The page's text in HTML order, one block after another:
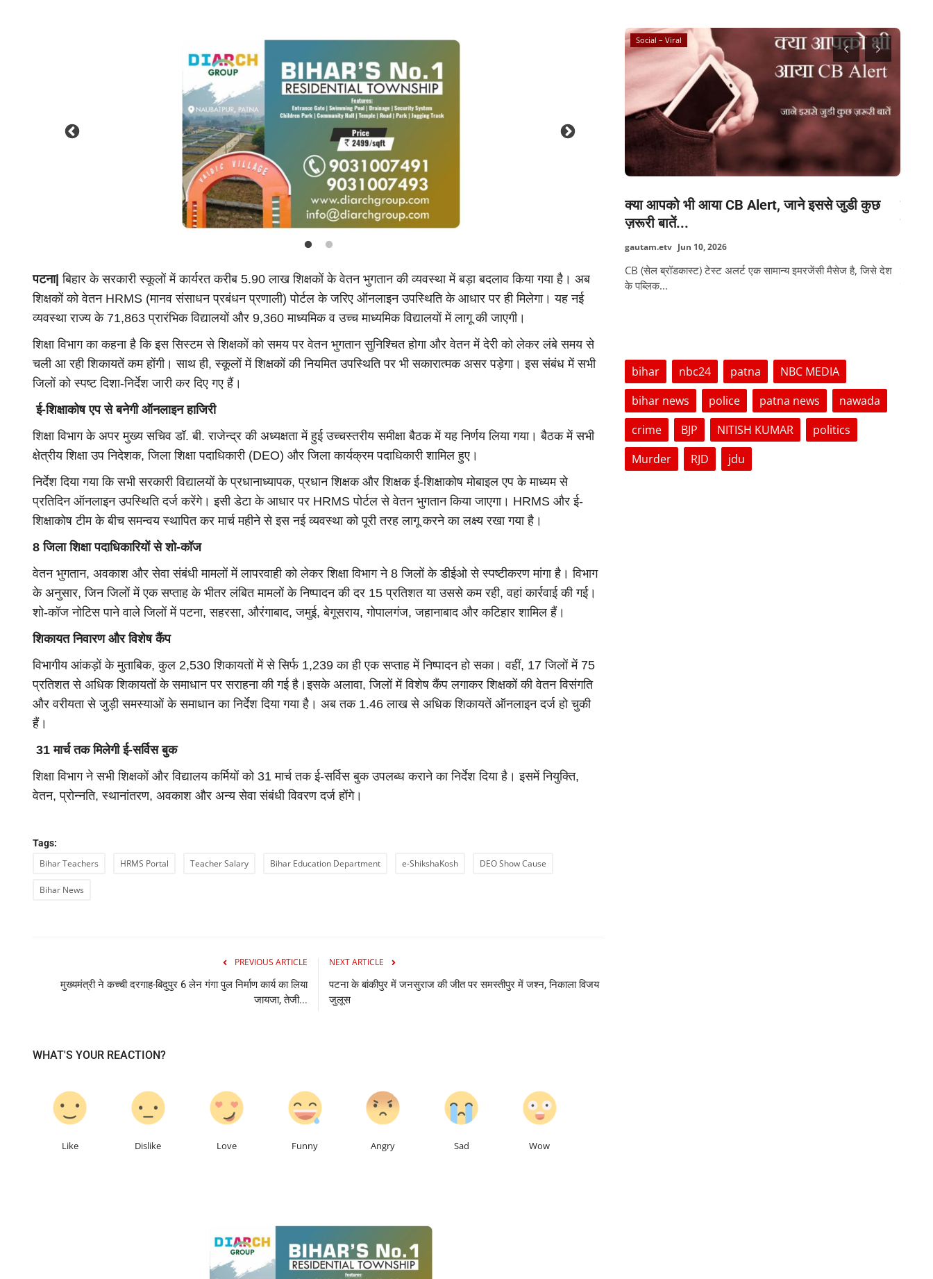
पटना| बिहार के सरकारी स्कूलों में कार्यरत करीब 5.90 लाख शिक्षकों के वेतन भुगतान की व्यवस्था में बड़ा बदलाव किया गया है। अब
शिक्षकों को वेतन HRMS (मानव संसाधन प्रबंधन प्रणाली) पोर्टल के जरिए ऑनलाइन उपस्थिति के आधार पर ही मिलेगा। यह नई
व्यवस्था राज्य के 71,863 प्रारंभिक विद्यालयों और 9,360 माध्यमिक व उच्च माध्यमिक विद्यालयों में लागू की जाएगी।
शिक्षा विभाग का कहना है कि इस सिस्टम से शिक्षकों को समय पर वेतन भुगतान सुनिश्चित होगा और वेतन में देरी को लेकर लंबे समय से
चली आ रही शिकायतें कम होंगी। साथ ही, स्कूलों में शिक्षकों की नियमित उपस्थिति पर भी सकारात्मक असर पड़ेगा। इस संबंध में सभी
जिलों को स्पष्ट दिशा-निर्देश जारी कर दिए गए हैं।
ई-शिक्षाकोष एप से बनेगी ऑनलाइन हाजिरी
शिक्षा विभाग के अपर मुख्य सचिव डॉ. बी. राजेन्द्र की अध्यक्षता में हुई उच्चस्तरीय समीक्षा बैठक में यह निर्णय लिया गया। बैठक में सभी
क्षेत्रीय शिक्षा उप निदेशक, जिला शिक्षा पदाधिकारी (DEO) और जिला कार्यक्रम पदाधिकारी शामिल हुए।
निर्देश दिया गया कि सभी सरकारी विद्यालयों के प्रधानाध्यापक, प्रधान शिक्षक और शिक्षक ई-शिक्षाकोष मोबाइल एप के माध्यम से
प्रतिदिन ऑनलाइन उपस्थिति दर्ज करेंगे। इसी डेटा के आधार पर HRMS पोर्टल से वेतन भुगतान किया जाएगा। HRMS और ई-
शिक्षाकोष टीम के बीच समन्वय स्थापित कर मार्च महीने से इस नई व्यवस्था को पूरी तरह लागू करने का लक्ष्य रखा गया है।
8 जिला शिक्षा पदाधिकारियों से शो-कॉज
वेतन भुगतान, अवकाश और सेवा संबंधी मामलों में लापरवाही को लेकर शिक्षा विभाग ने 8 जिलों के डीईओ से स्पष्टीकरण मांगा है। विभाग
के अनुसार, जिन जिलों में एक सप्ताह के भीतर लंबित मामलों के निष्पादन की दर 15 प्रतिशत या उससे कम रही, वहां कार्रवाई की गई।
शो-कॉज नोटिस पाने वाले जिलों में पटना, सहरसा, औरंगाबाद, जमुई, बेगूसराय, गोपालगंज, जहानाबाद और कटिहार शामिल हैं।
शिकायत निवारण और विशेष कैंप
विभागीय आंकड़ों के मुताबिक, कुल 2,530 शिकायतों में से सिर्फ 1,239 का ही एक सप्ताह में निष्पादन हो सका। वहीं, 17 जिलों में 75
प्रतिशत से अधिक शिकायतों के समाधान पर सराहना की गई है।इसके अलावा, जिलों में विशेष कैंप लगाकर शिक्षकों की वेतन विसंगति
और वरीयता से जुड़ी समस्याओं के समाधान का निर्देश दिया गया है। अब तक 1.46 लाख से अधिक शिकायतें ऑनलाइन दर्ज हो चुकी
हैं।
31 मार्च तक मिलेगी ई-सर्विस बुक
शिक्षा विभाग ने सभी शिक्षकों और विद्यालय कर्मियों को 31 मार्च तक ई-सर्विस बुक उपलब्ध कराने का निर्देश दिया है। इसमें नियुक्ति,
वेतन, प्रोन्नति, स्थानांतरण, अवकाश और अन्य सेवा संबंधी विवरण दर्ज होंगे।
Tags:
Bihar Teachers HRMS Portal Teacher Salary Bihar Education Department e-ShikshaKosh DEO Show Cause
Bihar News
PREVIOUS ARTICLE
मुख्यमंत्री ने कच्ची दरगाह-बिदुपुर 6 लेन गंगा पुल निर्माण कार्य का लिया
जायजा, तेजी...
NEXT ARTICLE
पटना के बांकीपुर में जनसुराज की जीत पर समस्तीपुर में जश्न, निकाला विजय
जुलूस
WHAT'S YOUR REACTION?
Like Dislike Love Funny Angry Sad Wow
अजगैबीनाथ धाम में नेपाल-बंगाल के कांवरियों की भारी
सुल्तानगंज के अजगैबीनाथ धाम में बंगला श्रावणी मेला शुरु होते ही बंगाल और
नेपाल के...
Social – Viral
क्या आपको भी आया CB Alert, जाने इससे जुडी कुछ
ज़रूरी बातें...
CB (सेल ब्रॉडकास्ट) टेस्ट अलर्ट एक सामान्य इमरजेंसी मैसेज है, जिसे देश
के पब्लिक...
Weather
घना कोहरा और शीतलहर, बिहार में कड़ाके की
का ऑरेंज...
Manshi Pandey
बिहार में इन दिनों लगातार ठंड की चपेट में है राज्य के लगभग सभी जिलों
bihar nbc24 patna
NBC MEDIA
bihar news
police patna news
nawada
crime
BJP NITISH KUMAR
politics
Murder
RJD jdu